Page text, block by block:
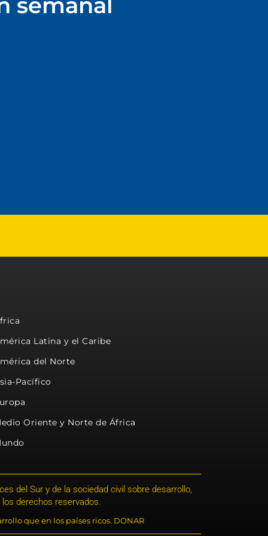
Latina y el Caribe
del Norte
Pacífico
Oriente y Norte de África
del Sur y de la sociedad civil sobre desarrollo,
derechos reservados.
que en los países ricos. DONAR